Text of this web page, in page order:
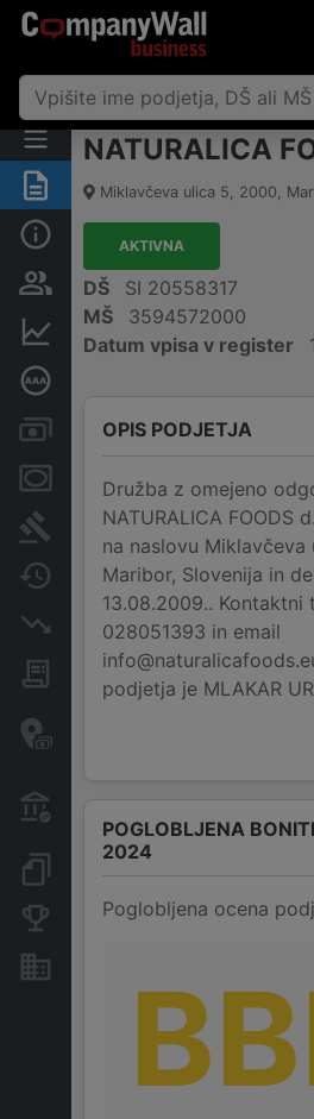
Povzetek
Odgovorne osebe in lastništvo
Računi in blokade
Zastavne pravice
Sodni postopki
Spremembe
Insolvenčni postopki
Javna naročila
proračuna
Konkurenčna podjetja
NATURALICA
Miklavčeva ulica 5, 2000,
AKTIVNA
DŠ
SI 20558317
MŠ
3594572000
Datum vpisa v register
OPIS PODJETJA
Družba z omejeno
NATURALICA FOODS
na naslovu Miklavčeva
Maribor, Slovenija in
13.08.2009.. Kontaktni
028051393 in email
podjetja je MLAKAR
POGLOBLJENA
2024
Poglobljena ocena